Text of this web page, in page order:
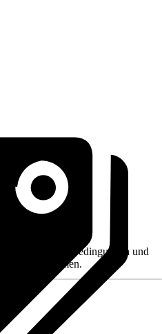
z. B. Rückgabebedingungen und
Verkäufernamen.